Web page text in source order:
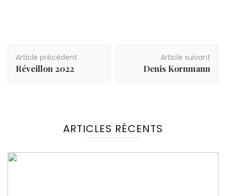
d'article
Article précédent
Réveillon 2022
Article suivant
Denis Kornmann
ARTICLES RÉCENTS